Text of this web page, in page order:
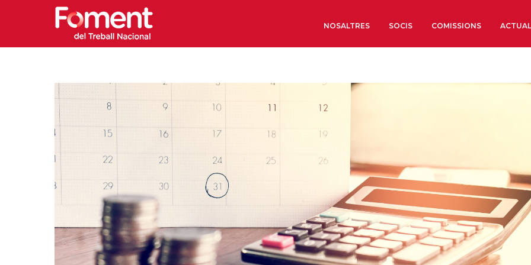
NOSALTRES
Societat Barcelonesa
Econòmics i Socials
Organitzacions
Organitzacions
Coneix més
SOCIS COMISSIONS